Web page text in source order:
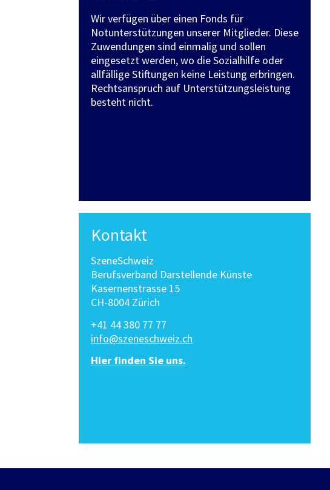
Wir verfügen über einen Fonds für
Notunterstützungen unserer Mitglieder. Diese
Zuwendungen sind einmalig und sollen
eingesetzt werden, wo die Sozialhilfe oder
allfällige Stiftungen keine Leistung erbringen.
Rechtsanspruch auf Unterstützungsleistung
besteht nicht.
Kontakt
SzeneSchweiz
Berufsverband Darstellende Künste
Kasernenstrasse 15
CH-8004 Zürich
+41 44 380 77 77
info@szeneschweiz.ch
Hier finden Sie uns.